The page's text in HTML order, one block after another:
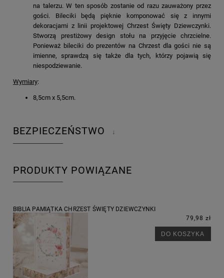
na talerzu. W ten sposób zostanie od razu zauważony przez
gości. Bileciki będą pięknie komponować się z innymi
dekoracjami z linii projektowej Chrzest Święty Dziewczynki.
Stworzą prestiżowy design stołu na przyjęcie chrzcielne.
Ponieważ bileciki do prezentów na Chrzest dla gości nie są
imienne, sprawdzą się także dla tych, którzy pojawią się
niespodziewanie.
Wymiary:
8,5cm x 5,5cm.
BEZPIECZEŃSTWO ↓
PRODUKTY POWIĄZANE
BIBLIA PAMIĄTKA CHRZEST ŚWIĘTY DZIEWCZYNKI
79,98 zł
DO KOSZYKA